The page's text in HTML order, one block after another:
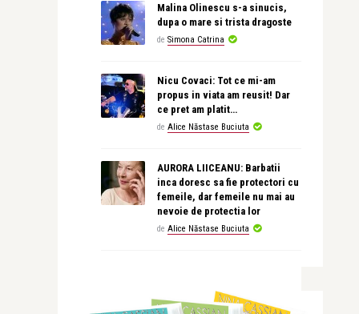
Malina Olinescu s-a sinucis,
dupa o mare si trista dragoste
de Simona Catrina
Nicu Covaci: Tot ce mi-am
propus in viata am reusit! Dar
ce pret am platit…
de Alice Năstase Buciuta
AURORA LIICEANU: Barbatii
inca doresc sa fie protectori cu
femeile, dar femeile nu mai au
nevoie de protectia lor
de Alice Năstase Buciuta